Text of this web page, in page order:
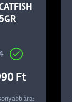
Ft
ára: